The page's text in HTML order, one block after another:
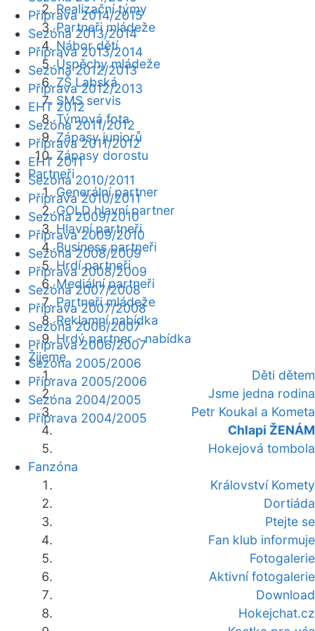
Realizační týmy
Partneři mládeže
Nábor dětí
Úspěchy mládeže
ZŠ Labská
SMS servis
Týmová fota
Zápasy juniorů
Zápasy dorostu
Partneři
Generální partner
GOLD hlavní partner
Hlavní partneři
Business partneři
Hrdí partneři
Mediální partneři
Partneři mládeže
Reklamní nabídka
Hrdý partner - nabídka
Žijeme
Děti dětem
Jsme jedna rodina
Petr Koukal a Kometa
Chlapi ŽENÁM
Hokejová tombola
Fanzóna
Království Komety
Dortiáda
Ptejte se
Fan klub informuje
Fotogalerie
Aktivní fotogalerie
Download
Hokejchat.cz
Příprava 2014/2015
Sezóna 2013/2014
Příprava 2013/2014
Sezóna 2012/2013
Příprava 2012/2013
EHT 2012
Sezóna 2011/2012
Příprava 2011/2012
EHT 2011
Sezóna 2010/2011
Příprava 2010/2011
Sezóna 2009/2010
Příprava 2009/2010
Sezóna 2008/2009
Příprava 2008/2009
Sezóna 2007/2008
Příprava 2007/2008
Sezóna 2006/2007
Příprava 2006/2007
Sezóna 2005/2006
Příprava 2005/2006
Sezóna 2004/2005
Příprava 2004/2005